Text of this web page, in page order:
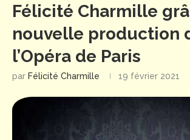
Félicité Charmille
nouvelle production
l’Opéra de Paris
par Félicité Charmille 19 février 2021